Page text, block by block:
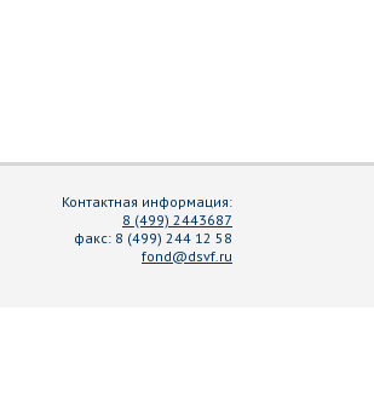
Контактная информация:
8 (499) 2443687
факс: 8 (499) 244 12 58
fond@dsvf.ru